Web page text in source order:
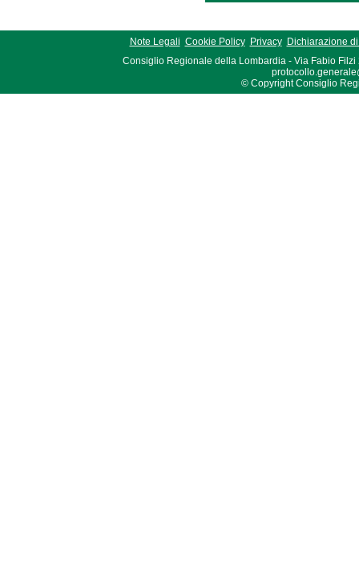
Note Legali Cookie Policy Privacy
Dichiarazione
Consiglio Regionale della Lombardia - Via Fabio Filzi
© Copyright Consiglio